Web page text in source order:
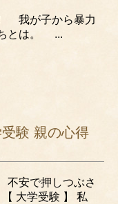
我が子から暴力
とは。 ...
受験 親の心得
不安で押しつぶさ
大学受験 】 私